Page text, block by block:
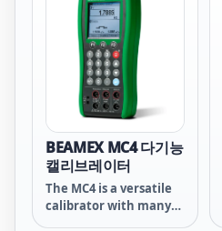
mounting bracket.
BEAMEX MC4 다기능
캘리브레이터
The MC4 is a versatile
calibrator with many